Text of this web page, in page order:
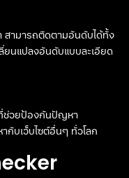
ามารถติดตามอันดับได้ทั้ง
ยนแปลงอันดับแบบละเอียด
ช่วยป้องกันปัญหา
บเว็บไซต์อื่นๆ ทั่วโลก